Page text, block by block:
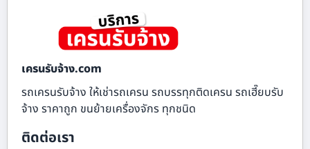
เครนรับจ้าง.com
รถเครนรับจ้าง ให้เช่ารถเครน รถบรรทุกติดเครน รถเฮี๊ยบรับ
จ้าง ราคาถูก ขนย้ายเครื่องจักร ทุกชนิด
ติดต่อเรา